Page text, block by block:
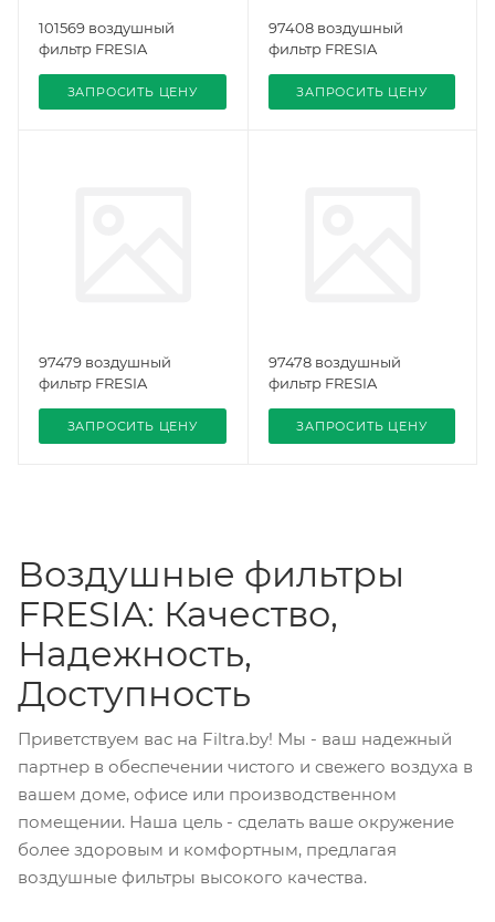
101569 воздушный
фильтр FRESIA
ЗАПРОСИТЬ ЦЕНУ
97408 воздушный
фильтр FRESIA
ЗАПРОСИТЬ ЦЕНУ
97479 воздушный
фильтр FRESIA
ЗАПРОСИТЬ ЦЕНУ
97478 воздушный
фильтр FRESIA
ЗАПРОСИТЬ ЦЕНУ
Воздушные фильтры
FRESIA: Качество,
Надежность,
Доступность
Приветствуем вас на Filtra.by! Мы - ваш надежный
партнер в обеспечении чистого и свежего воздуха в
вашем доме, офисе или производственном
помещении. Наша цель - сделать ваше окружение
более здоровым и комфортным, предлагая
воздушные фильтры высокого качества.